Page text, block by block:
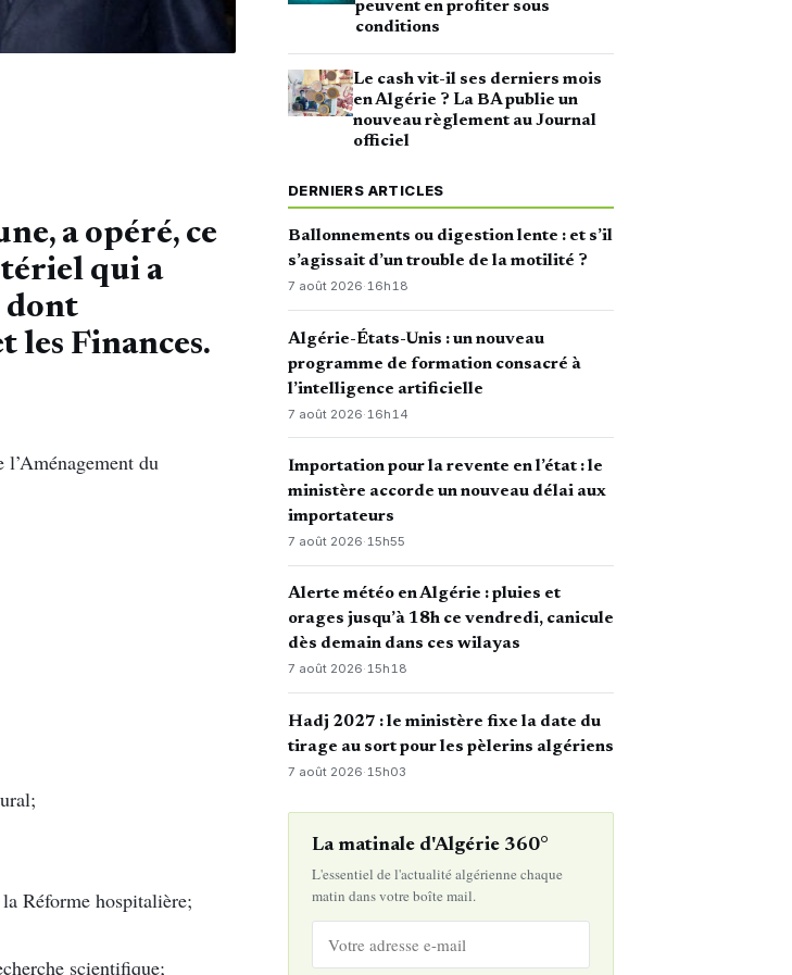
a opéré, ce
qui a
dont
les Finances.
du
Réforme hospitalière;
scientifique;
peuvent en profiter sous
conditions
Le cash vit-il ses derniers mois
en Algérie ? La BA publie un
nouveau règlement au Journal
officiel
DERNIERS ARTICLES
Ballonnements ou digestion lente : et s’il
s’agissait d’un trouble de la motilité ?
7 août 2026·16h18
Algérie-États-Unis : un nouveau
programme de formation consacré à
l’intelligence artificielle
7 août 2026· 16h14
Importation pour la revente en l’état : le
ministère accorde un nouveau délai aux
importateurs
7 août 2026·15h55
Alerte météo en Algérie : pluies et
orages jusqu’à 18h ce vendredi, canicule
dès demain dans ces wilayas
7 août 2026·15h18
Hadj 2027 : le ministère fixe la date du
tirage au sort pour les pèlerins algériens
7 août 2026· 15h03
La matinale d'Algérie 360°
L'essentiel de l'actualité algérienne chaque
matin dans votre boîte mail.